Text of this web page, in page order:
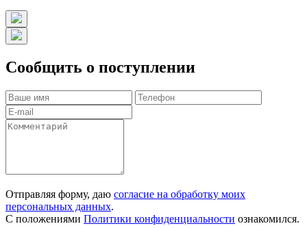
Сообщить о поступлении
Отправляя форму, даю согласие на обработку моих
персональных данных.
С положениями Политики конфиденциальности ознакомился.